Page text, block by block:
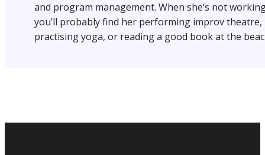
and program management. When she’s not
you’ll probably find her performing improv theatre,
practising yoga, or reading a good book at the